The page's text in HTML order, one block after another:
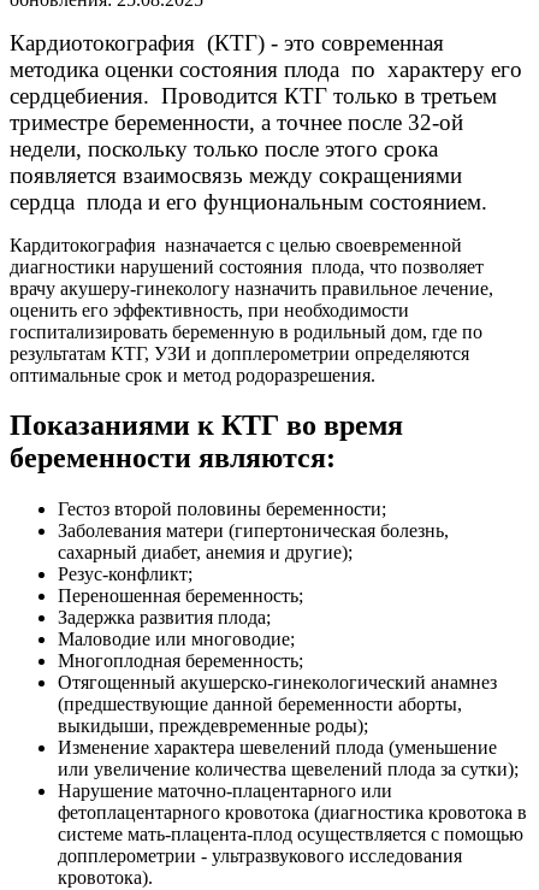
Кардиотокография (КТГ) - это современная
методика оценки состояния плода по характеру его
сердцебиения. Проводится КТГ только в третьем
триместре беременности, а точнее после 32-ой
недели, поскольку только после этого срока
появляется взаимосвязь между сокращениями
сердца плода и его фунциональным состоянием.
Кардитокография назначается с целью своевременной
диагностики нарушений состояния плода, что позволяет
врачу акушеру-гинекологу назначить правильное лечение,
оценить его эффективность, при необходимости
госпитализировать беременную в родильный дом, где по
результатам КТГ, УЗИ и допплерометрии определяются
оптимальные срок и метод родоразрешения.
Показаниями к КТГ во время
беременности являются:
Гестоз второй половины беременности;
Заболевания матери (гипертоническая болезнь,
сахарный диабет, анемия и другие);
Резус-конфликт;
Переношенная беременность;
Задержка развития плода;
Маловодие или многоводие;
Многоплодная беременность;
Отягощенный акушерско-гинекологический анамнез
(предшествующие данной беременности аборты,
выкидыши, преждевременные роды);
Изменение характера шевелений плода (уменьшение
или увеличение количества щевелений плода за сутки);
Нарушение маточно-плацентарного или
фетоплацентарного кровотока (диагностика кровотока в
системе мать-плацента-плод осуществляется с помощью
допплерометрии - ультразвукового исследования
кровотока).